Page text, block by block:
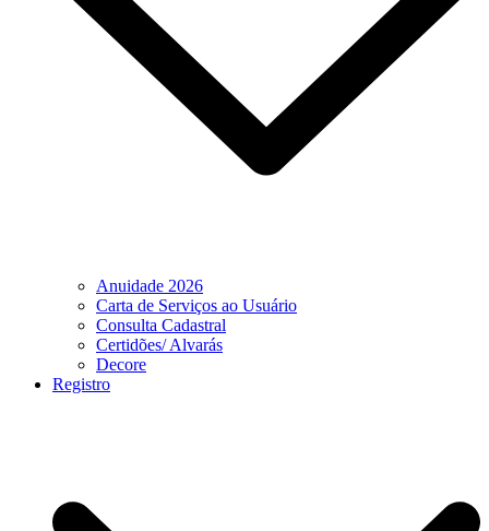
Anuidade 2026
Carta de Serviços ao Usuário
Consulta Cadastral
Certidões/ Alvarás
Decore
Registro